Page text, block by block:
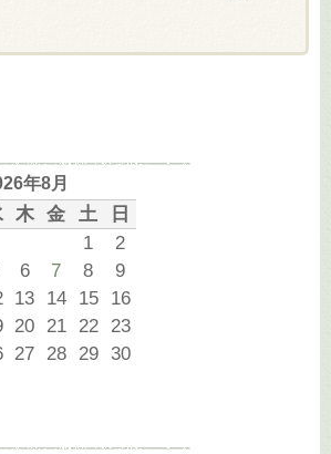
年8月
木 金 土
日
1
2
6 7 8
9
13 14 15
16
20 21 22
23
27 28 29 30